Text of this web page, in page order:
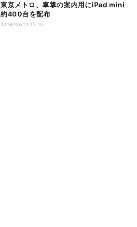
東京メトロ、車掌の案内用にiPad mini
約400台を配布
2018/03/12 17:15